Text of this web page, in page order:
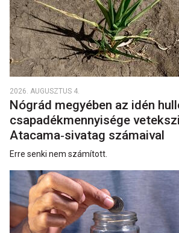
2026. AUGUSZTUS 4.
Nógrád megyében az idén
csapadékmennyisége
Atacama‑sivatag számaival
Erre senki nem számított.